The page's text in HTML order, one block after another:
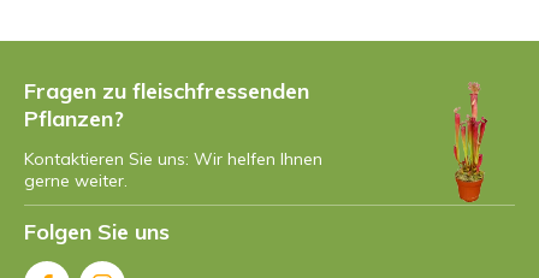
Fragen zu fleischfressenden
Pflanzen?
Kontaktieren Sie uns: Wir helfen Ihnen
gerne weiter.
Folgen Sie uns